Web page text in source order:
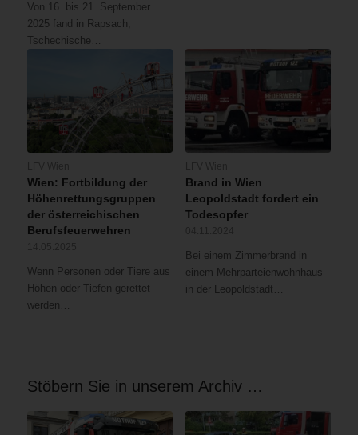
Von 16. bis 21. September
2025 fand in Rapsach,
Tschechische…
Wien: Fortbildung der
Höhenrettungsgruppen
der österreichischen
Berufsfeuerwehren
Wenn Personen oder Tiere aus
Höhen oder Tiefen gerettet
werden…
Brand in Wien
Leopoldstadt fordert ein
Todesopfer
Bei einem Zimmerbrand in
einem Mehrparteienwohnhaus
in der Leopoldstadt…
Stöbern Sie in unserem Archiv …